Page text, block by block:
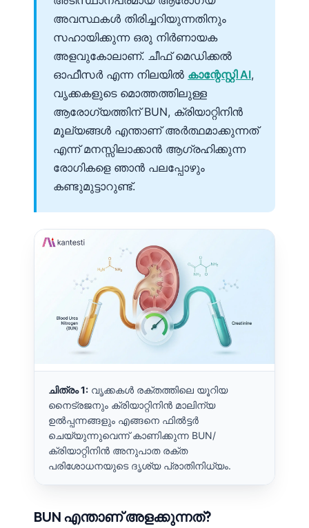
അവസ്ഥകൾ തിരിച്ചറിയുന്നതിനും
സഹായിക്കുന്ന ഒരു നിർണായക
അളവുകോലാണ്. ചീഫ് മെഡിക്കൽ
ഓഫീസർ എന്ന നിലയിൽ കാന്റേസ്റ്റി AI,
വൃക്കകളുടെ മൊത്തത്തിലുള്ള
ആരോഗ്യത്തിന് BUN, ക്രിയാറ്റിനിൻ
മൂല്യങ്ങൾ എന്താണ് അർത്ഥമാക്കുന്നത്
എന്ന് മനസ്സിലാക്കാൻ ആഗ്രഹിക്കുന്ന
രോഗികളെ ഞാൻ പലപ്പോഴും
കണ്ടുമുട്ടാറുണ്ട്.
ചിത്രം 1: വൃക്കകൾ രക്തത്തിലെ യൂറിയ
നൈട്രജനും ക്രിയാറ്റിനിൻ മാലിന്യ
ഉൽപ്പന്നങ്ങളും എങ്ങനെ ഫിൽട്ടർ
ചെയ്യുന്നുവെന്ന് കാണിക്കുന്ന BUN/
ക്രിയാറ്റിനിൻ അനുപാത രക്ത
പരിശോധനയുടെ ദൃശ്യ പ്രാതിനിധ്യം.
BUN എന്താണ് അളക്കുന്നത്?